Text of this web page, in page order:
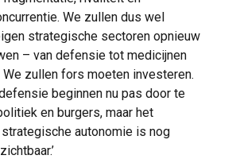
We zullen dus wel
strategische sectoren opnieuw
– van defensie tot medicijnen
zullen fors moeten investeren.
beginnen nu pas door te
en burgers, maar het
autonomie is nog